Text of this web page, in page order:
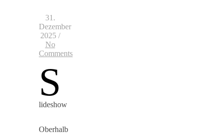
31.
Dezember
2025 /
No
Comments
S
lideshow
Oberhalb